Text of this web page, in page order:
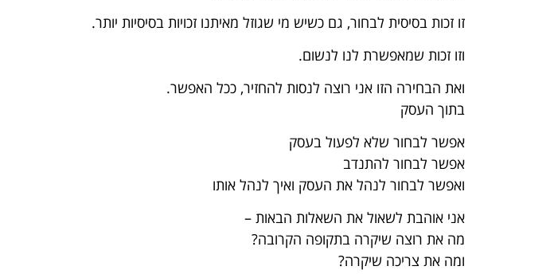
זו זכות בסיסית לבחור, גם כשיש מי שגוזל מאיתנו זכויות בסיסיות יותר.
וזו זכות שמאפשרת לנו לנשום.
ואת הבחירה הזו אני רוצה לנסות להחזיר, ככל האפשר.
בתוך העסק
אפשר לבחור שלא לפעול בעסק
אפשר לבחור להתנדב
ואפשר לבחור לנהל את העסק ואיך לנהל אותו
אני אוהבת לשאול את השאלות הבאות –
מה את רוצה שיקרה בתקופה הקרובה?
ומה את צריכה שיקרה?